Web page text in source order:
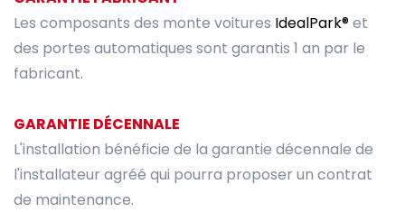
Les composants des monte voitures IdealPark®et
des portes automatiques sont garantis 1 an par le
fabricant.
GARANTIE DÉCENNALE
L'installation bénéficie de la garantie décennale de
l'installateur agréé qui pourra proposer un contrat
de maintenance.